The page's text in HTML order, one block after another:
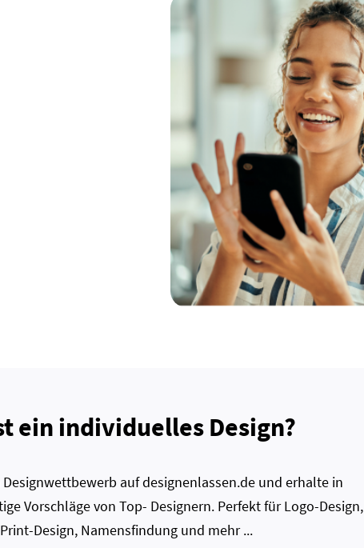
ein individuelles Design?
auf designenlassen.de und erhalte in
Vorschläge von Top- Designern. Perfekt für Logo-Design,
Design, Namensfindung und mehr ...